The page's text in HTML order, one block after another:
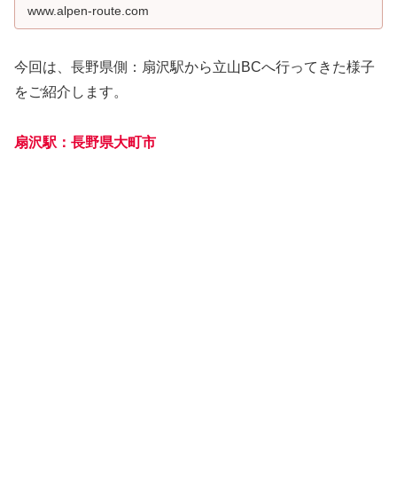
www.alpen-route.com
今回は、長野県側：扇沢駅から立山BCへ行ってきた様子
をご紹介します。
扇沢駅：長野県大町市